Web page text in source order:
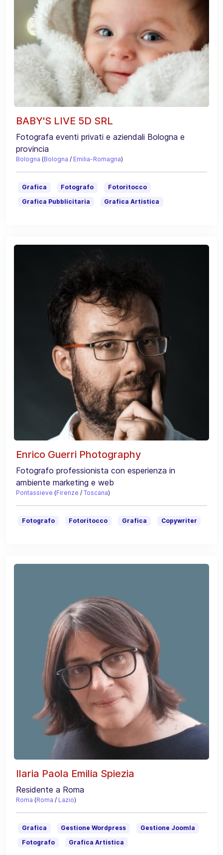
BABY'S LIVE 5D SRL
Fotografa eventi privati e aziendali Bologna e
provincia
Bologna (Bologna / Emilia-Romagna)
Grafica Fotografo
Fotoritocco
Grafica Pubblicitaria
Grafica Artistica
Enrico Guerri Photography
Fotografo professionista con esperienza in
ambiente marketing e web
Pontassieve (Firenze / Toscana)
Fotografo Fotoritocco Grafica Copywriter
Ilaria Paola Emilia Spiezia
Residente a Roma
Roma (Roma / Lazio)
Grafica Gestione Wordpress
Gestione Joomla
Fotografo
Grafica Artistica